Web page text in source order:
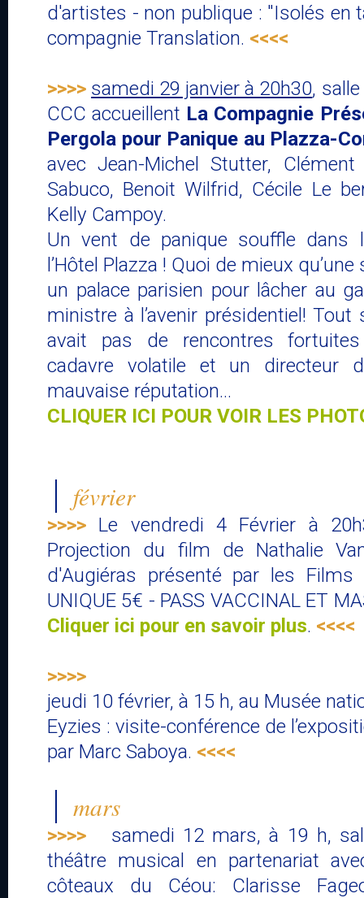
d'artistes - non publique : "Isolés en
compagnie Translation. <<<<
>>>> samedi 29 janvier à 20h30,
CCC accueillent La Compagnie
Pergola pour Panique au Plazza-
avec Jean-Michel Stutter,
Sabuco, Benoit Wilfrid, Cécile Le
Kelly Campoy.
Un vent de panique souffle dans
l’Hôtel Plazza ! Quoi de mieux
un palace parisien pour lâcher au
ministre à l’avenir présidentiel! Tout
avait pas de rencontres
cadavre volatile et un directeur
mauvaise réputation…
CLIQUER ICI POUR VOIR LES
février
>>>> Le vendredi 4 Février à
Projection du film de Nathalie
d'Augiéras présenté par les
UNIQUE 5€ - PASS VACCINAL ET
Cliquer ici pour en savoir plus. <<<<
>>>>
jeudi 10 février, à 15 h, au Musée
Eyzies : visite-conférence de
par Marc Saboya. <<<<
mars
>>>>
samedi 12 mars, à 19 h,
théâtre musical en partenariat
côteaux du Céou: Clarisse